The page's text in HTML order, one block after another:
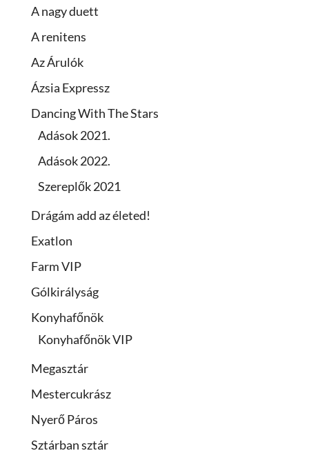
A nagy duett
A renitens
Az Árulók
Ázsia Expressz
Dancing With The Stars
Adások 2021.
Adások 2022.
Szereplők 2021
Drágám add az életed!
Exatlon
Farm VIP
Gólkirályság
Konyhafőnök
Konyhafőnök VIP
Megasztár
Mestercukrász
Nyerő Páros
Sztárban sztár